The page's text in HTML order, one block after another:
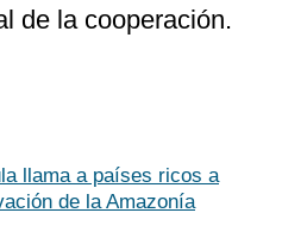
de la cooperación.
llama a países ricos a
de la Amazonía